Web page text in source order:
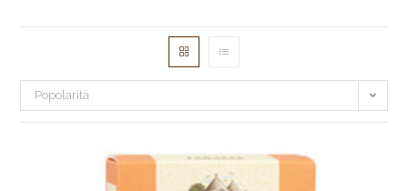
Popolarità